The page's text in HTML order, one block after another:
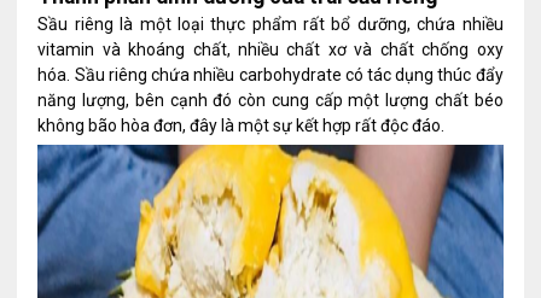
Sầu riêng là một loại thực phẩm rất bổ dưỡng, chứa nhiều
vitamin và khoáng chất, nhiều chất xơ và chất chống oxy
hóa. Sầu riêng chứa nhiều carbohydrate có tác dụng thúc đẩy
năng lượng, bên cạnh đó còn cung cấp một lượng chất béo
không bão hòa đơn, đây là một sự kết hợp rất độc đáo.